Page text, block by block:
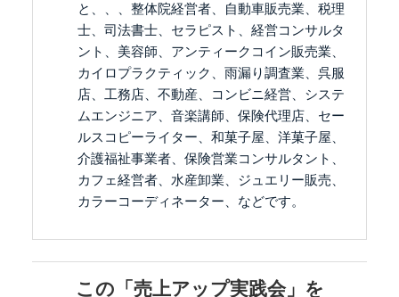
と、、、整体院経営者、自動車販売業、税理
士、司法書士、セラピスト、経営コンサルタ
ント、美容師、アンティークコイン販売業、
カイロプラクティック、雨漏り調査業、呉服
店、工務店、不動産、コンビニ経営、システ
ムエンジニア、音楽講師、保険代理店、セー
ルスコピーライター、和菓子屋、洋菓子屋、
介護福祉事業者、保険営業コンサルタント、
カフェ経営者、水産卸業、ジュエリー販売、
カラーコーディネーター、などです。
この「売上アップ実践会」を